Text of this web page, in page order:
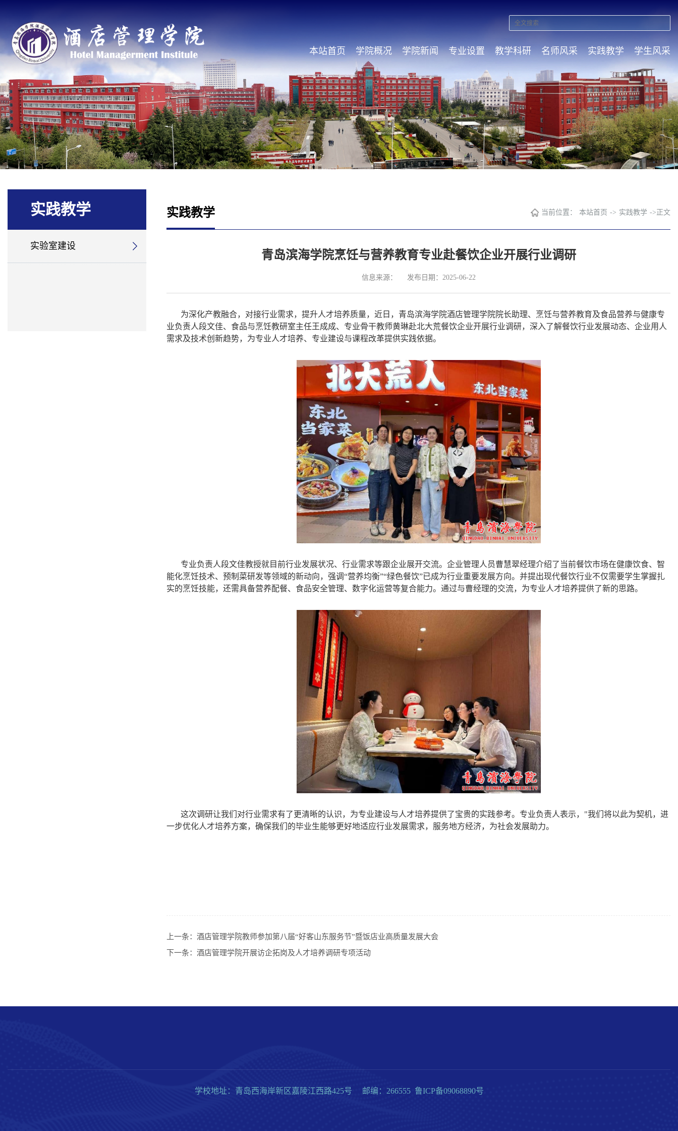
本站首页 学院概况 学院新闻 专业设置 教学科研 名师风采 实践教学 学生风采
实践教学
实验室建设
实践教学 当前位置： 本站首页 -> 实践教学 -> 正文
青岛滨海学院烹饪与营养教育专业赴餐饮企业开展行业调研
信息来源： 发布日期：2025-06-22
为深化产教融合，对接行业需求，提升人才培养质量，近日，青岛滨海学院酒店管理学院院长助理、 烹饪与营养教育及食品营养与健康专
业负责人段文佳、食品与烹饪教研室主任王成成、专业骨干教师黄琳赴北大荒餐饮企业开展行业调研，深入了解餐饮行业发展动态、企业用人
需求及技术创新趋势，为专业人才培养、专业建设与课程改革提供实践依据。
专业负责人段文佳教授就目前行业发展状况、行业需求等跟企业展开交流。 企业管理人员曹慧翠经理介绍了当前餐饮市场在健康饮食、智
能化烹饪技术、预制菜研发等领域的新动向，强调“营养均衡”“绿色餐饮”已成为行业重要发展方向。 并提出现代餐饮行业不仅需要学生掌握扎
实的烹饪技能，还需具备营养配餐、食品安全管理、数字化运营等复合能力。 通过与曹经理的交流，为专业人才培养提供了新的思路。
这次调研让我们对行业需求有了更清晰的认识，为专业建设与人才培养提供了宝贵的实践参考。专业负责人表示， "我们将以此为契机，进
一步优化人才培养方案，确保我们的毕业生能够更好地适应行业发展需求， 服务地方经济，为社会发展助力。
上一条： 酒店管理学院教师参加第八届“好客山东服务节”暨饭店业高质量发展大会
下一条： 酒店管理学院开展访企拓岗及人才培养调研专项活动
学校地址：青岛西海岸新区嘉陵江西路425号 邮编：266555 鲁ICP备09068890号